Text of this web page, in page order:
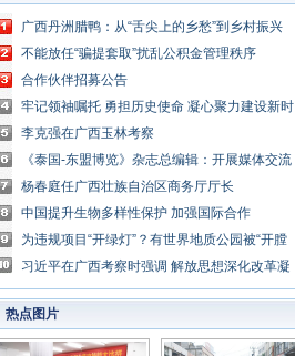
广西丹洲腊鸭：从“舌尖上的乡愁”到乡村振兴
的“利器”
不能放任“骗提套取”扰乱公积金管理秩序
合作伙伴招募公告
牢记领袖嘱托 勇担历史使命 凝心聚力建设新时
代中国特色社会主义壮美广西
李克强在广西玉林考察
《泰国-东盟博览》杂志总编辑：开展媒体交流
讲好中国与东盟合作故事
杨春庭任广西壮族自治区商务厅厅长
中国提升生物多样性保护 加强国际合作
为违规项目“开绿灯”？有世界地质公园被“开膛
破肚”
习近平在广西考察时强调 解放思想深化改革凝
心聚力担当实干 建设新时代中国特色社会主义
壮美
热点图片